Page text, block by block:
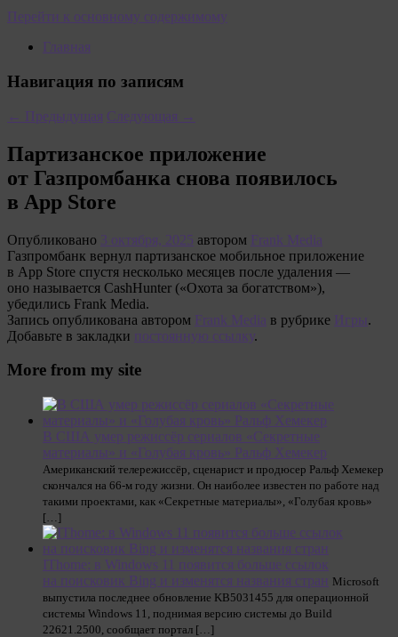
Перейти к основному содержимому
Главная
Навигация по записям
← Предыдущая Следующая →
Партизанское приложение
от Газпромбанка снова появилось
в App Store
Опубликовано 3 октября, 2025 автором Frank Media
Газпромбанк вернул партизанское мобильное приложение
в App Store спустя несколько месяцев после удаления —
оно называется CashHunter («Охота за богатством»),
убедились Frank Media.
Запись опубликована автором Frank Media в рубрике Игры.
Добавьте в закладки постоянную ссылку.
More from my site
В США умер режиссёр сериалов «Секретные
материалы» и «Голубая кровь» Ральф Хемекер
Американский телережиссёр, сценарист и продюсер Ральф Хемекер
скончался на 66-м году жизни. Он наиболее известен по работе над
такими проектами, как «Секретные материалы», «Голубая кровь»
[…]
IThome: в Windows 11 появится больше ссылок
на поисковик Bing и изменятся названия стран Microsoft
выпустила последнее обновление KB5031455 для операционной
системы Windows 11, поднимая версию системы до Build
22621.2500, сообщает портал […]